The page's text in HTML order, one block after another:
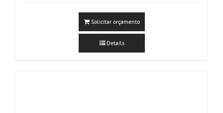
Solicitar orçamento
Details